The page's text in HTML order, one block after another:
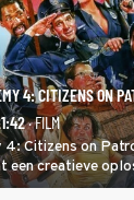
4: CITIZENS ON
· FILM
4: Citizens on
een creatieve